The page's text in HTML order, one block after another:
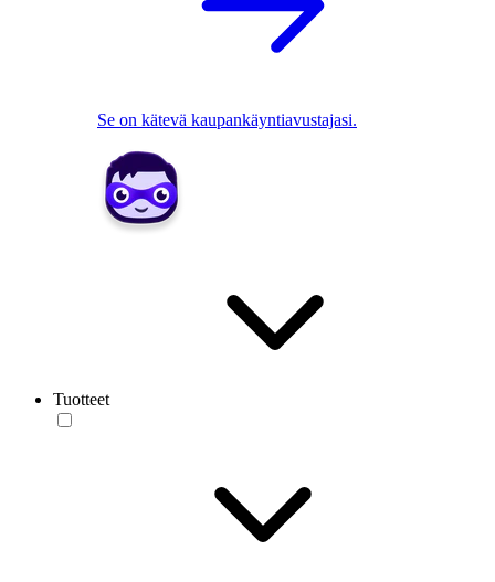
Se on kätevä kaupankäyntiavustajasi.
Tuotteet